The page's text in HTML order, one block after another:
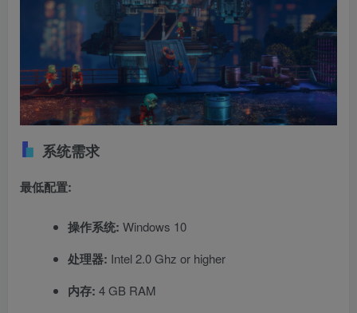
系统需求
最低配置:
操作系统: Windows 10
处理器: Intel 2.0 Ghz or higher
内存: 4 GB RAM